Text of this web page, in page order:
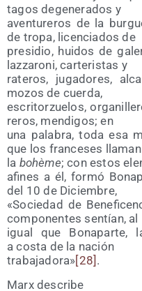
ta­gos dege­ne­ra­dos y
aven­tu­re­ros de la
de tro­pa, licen­cia­dos de
pre­si­dio, hui­dos de
laz­za­ro­ni, car­te­ris­tas y
rate­ros, juga­do­res,
mozos de cuerda,
escri­tor­zue­los,
re­ros, men­di­gos; en
una pala­bra, toda esa
que los fran­ce­ses llaman
la bohè­me; con estos
afi­nes a él, for­mó
del 10 de Diciembre,
«Socie­dad de
com­po­nen­tes sen­tían, al
igual que Bona­par­te,
a cos­ta de la nación
tra­ba­ja­do­ra»[28] .
Marx des­cri­be